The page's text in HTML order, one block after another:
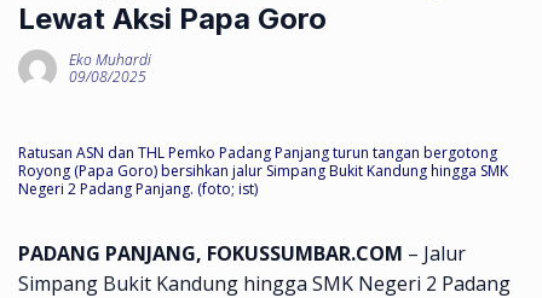
Lewat Aksi Papa Goro
Eko Muhardi
09/08/2025
Ratusan ASN dan THL Pemko Padang Panjang turun tangan bergotong
Royong (Papa Goro) bersihkan jalur Simpang Bukit Kandung hingga SMK
Negeri 2 Padang Panjang. (foto; ist)
PADANG PANJANG, FOKUSSUMBAR.COM – Jalur
Simpang Bukit Kandung hingga SMK Negeri 2 Padang